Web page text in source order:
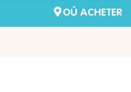
OÙ ACHETER